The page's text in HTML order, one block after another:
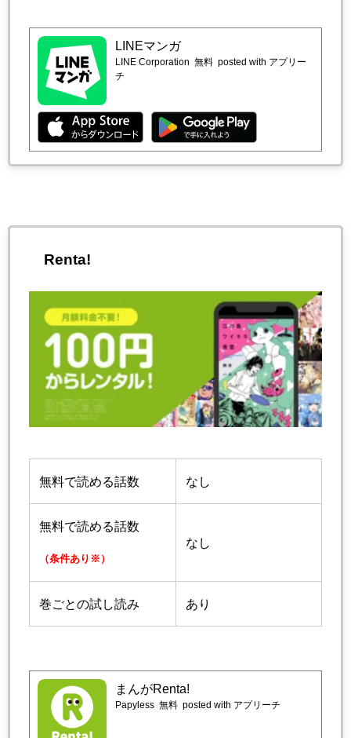
LINEマンガ
LINE Corporation 無料 posted with アプリー
チ
Renta!
無料で読める話数 なし
無料で読める話数
（条件あり※）
なし
巻ごとの試し読み あり
まんがRenta!
Papyless 無料 posted with アプリーチ